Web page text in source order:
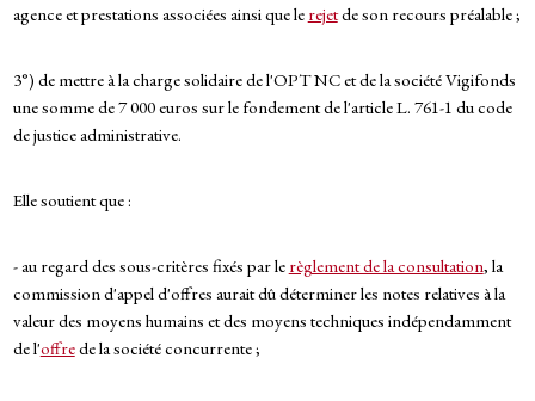
agence et prestations associées ainsi que le rejetde son recours préalable ;
3°) de mettre à la charge solidaire de l'OPT NC et de la société Vigifonds
une somme de 7 000 euros sur le fondement de l'article L. 761-1 du code
de justice administrative.
Elle soutient que :
- au regard des sous-critères fixés par le règlement de la consultation, la
commission d'appel d'offres aurait dû déterminer les notes relatives à la
valeur des moyens humains et des moyens techniques indépendamment
de l'offrede la société concurrente ;